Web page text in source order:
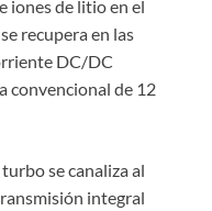
iones de litio en el
recupera en las
DC/DC
convencional de 12
se canaliza al
integral